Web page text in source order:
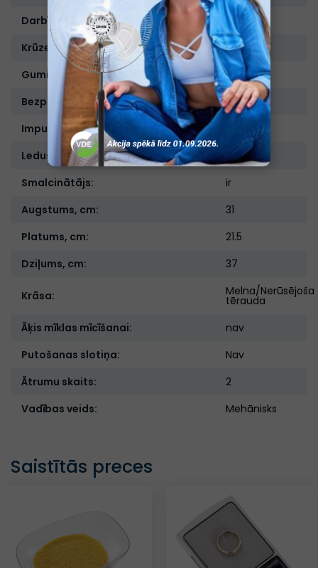
Darbība no akumulatora:
Nav
Krūzes tilpums, l:
1,75
Gumijotas kājas:
ir
Bezpakāpju ātruma regulēšana:
Nav
Impulsa režīms vai Turbo funkcija:
Ledus smalcināšanas režīms:
ir
Smalcinātājs:
ir
Augstums, cm:
31
Platums, cm:
21.5
Dziļums, cm:
37
Krāsa: Melna/Nerūsējoša
tērauda
Āķis mīklas mīcīšanai:
nav
Putošanas slotiņa:
Nav
Ātrumu skaits:
2
Vadības veids:
Mehānisks
Saistītās preces